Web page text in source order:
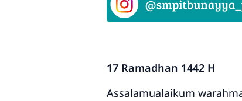
17 Ramadhan 1442 H
Assalamualaikum